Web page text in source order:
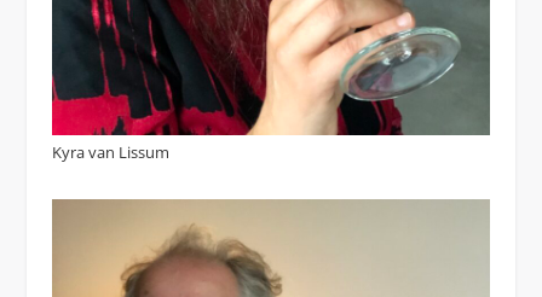
Kyra van Lissum